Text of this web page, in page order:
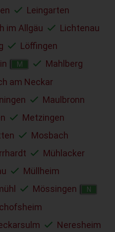
Leingarten
im Allgäu
Lichtenau
Löffingen
M
Mahlberg
am Neckar
Maulbronn
Metzingen
Mosbach
Mühlacker
Müllheim
Mössingen N
Neresheim